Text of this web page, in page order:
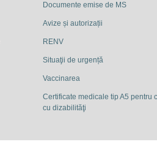
Documente emise de MS
Avize și autorizații
RENV
Situaţii de urgență
Vaccinarea
Certificate medicale tip A5 pentru
cu dizabilităţi